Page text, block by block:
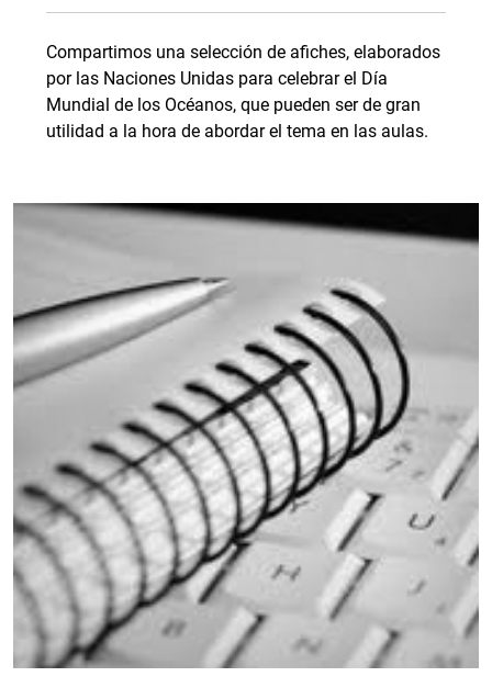
Compartimos una selección de afiches, elaborados
por las Naciones Unidas para celebrar el Día
Mundial de los Océanos, que pueden ser de gran
utilidad a la hora de abordar el tema en las aulas.